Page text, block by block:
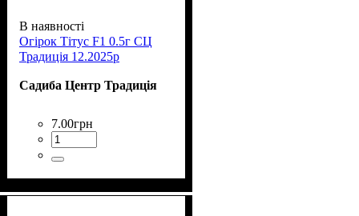
В наявності
Огірок Тітус F1 0.5г СЦ
Традиція 12.2025р
Садиба Центр Традиція
7.00грн